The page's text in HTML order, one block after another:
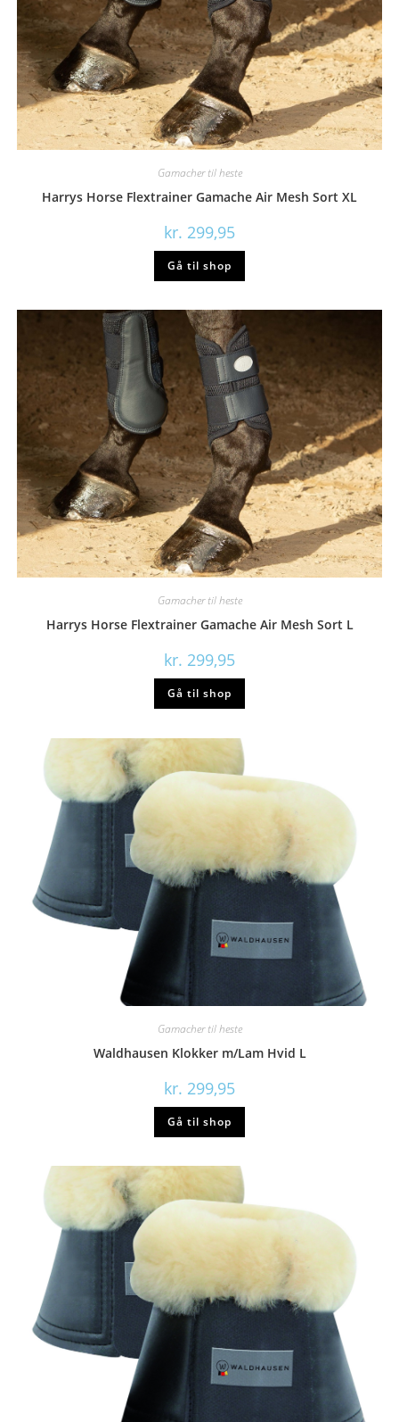
Gamacher til heste
Harrys Horse Flextrainer Gamache Air Mesh Sort XL
kr. 299,95
Gå til shop
Gamacher til heste
Harrys Horse Flextrainer Gamache Air Mesh Sort L
kr. 299,95
Gå til shop
Gamacher til heste
Waldhausen Klokker m/Lam Hvid L
kr. 299,95
Gå til shop